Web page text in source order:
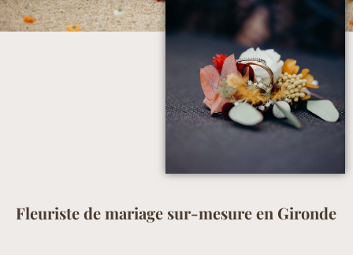
Fleuriste de mariage sur-mesure en Gironde